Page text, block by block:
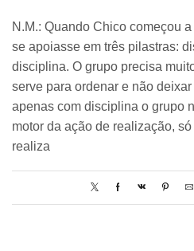
N.M.: Quando Chico começou
se apoiasse em três pilastras:
disciplina. O grupo precisa
serve para ordenar e não
apenas com disciplina o grupo
motor da ação de realização,
realiza